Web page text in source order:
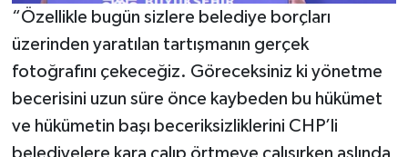
“Özellikle bugün sizlere belediye borçları
üzerinden yaratılan tartışmanın gerçek
fotoğrafını çekeceğiz. Göreceksiniz ki yönetme
becerisini uzun süre önce kaybeden bu hükümet
ve hükümetin başı beceriksizliklerini CHP’li
belediyelere kara çalıp örtmeye çalışırken aslında